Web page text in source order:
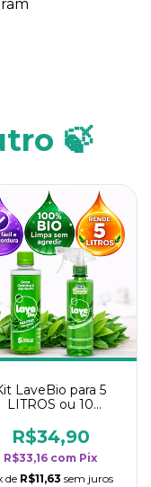
🍃
LaveBio para 5
LITROS ou 10
rendimento da
categoria - Neutro
R$34,90
R$33,16 com Pix
de R$11,63 sem juros